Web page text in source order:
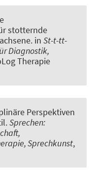
stotternde
. in St-t-tt-
Diagnostik,
Therapie
Perspektiven
.Sprechen:
Sprechkunst,